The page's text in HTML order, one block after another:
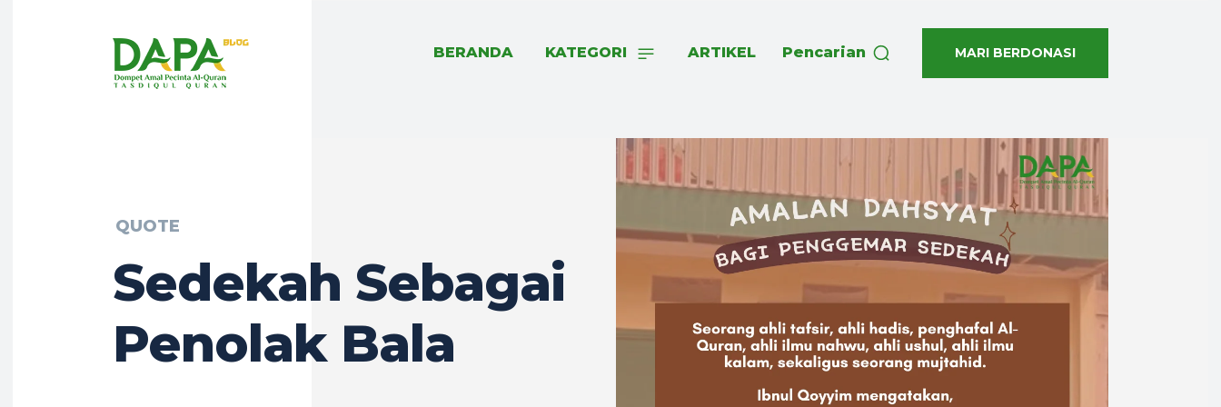
BERANDA KATEGORI ARTIKEL Pencarian MARI BERDONASI
QUOTE
Sedekah Sebagai
Penolak Bala